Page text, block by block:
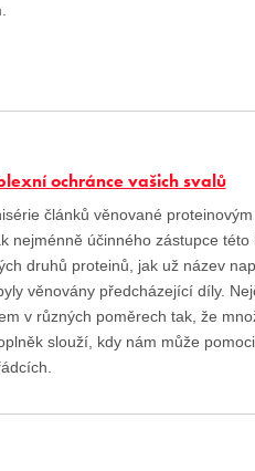
ochránce vašich svalů
článků věnované
nejménně účinného zástupce této
druhů proteinů, jak už název
věnovány předcházející díly.
v různých poměrech tak, že
slouží, kdy nám může